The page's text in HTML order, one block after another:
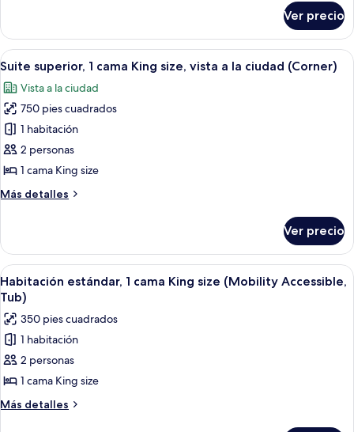
King
size,
en
esquina
estudio,
cama
size,
en
esquina
Ver precio
Abrir
todas
las
fotos
de
Suite
superior,
cama
vista
a
la
ciudad
(Corner)
Habitación de hotel con sofá, sillón y
14
Suite superior, 1 cama King size, vista a la ciudad (Corner)
Vista a la ciudad
750 pies cuadrados
1 habitación
2 personas
1 cama King size
Más detalles
Más
superior,
cama
King
size,
vista
a
la
ciudad
(Corner)
Ver precio
Abrir
todas
las
fotos
de
Habitación
estándar,
1
Habitación de hotel con una cama
9
Habitación estándar, 1 cama King size (Mobility Accessible,
Tub)
350 pies cuadrados
1 habitación
2 personas
1 cama King size
Más detalles
Más